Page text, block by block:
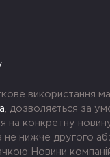
використання
, дозволяється за
на конкретну
нижче другого
Новини